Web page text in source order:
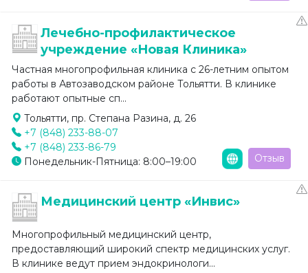
Лечебно-профилактическое
учреждение «Новая Клиника»
Частная многопрофильная клиника с 26-летним опытом
работы в Автозаводском районе Тольятти. В клинике
работают опытные сп...
Тольятти, пр. Степана Разина, д. 26
+7 (848) 233-88-07
+7 (848) 233-86-79
Понедельник-Пятница: 8:00–19:00
Отзыв
Медицинский центр «Инвис»
Многопрофильный медицинский центр,
предоставляющий широкий спектр медицинских услуг.
В клинике ведут прием эндокринологи...